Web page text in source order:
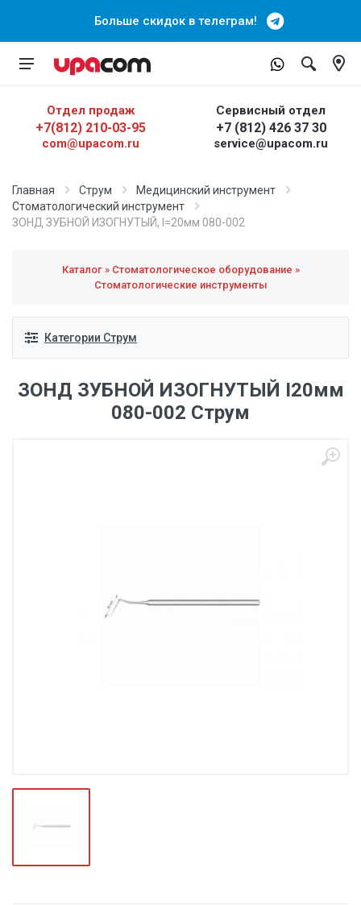
Больше скидок в телеграм!
Отдел продаж
+7(812) 210-03-95
com@upacom.ru
Сервисный отдел
+7 (812) 426 37 30
service@upacom.ru
Главная Струм
Медицинский инструмент
Cтоматологический инструмент
ЗОНД ЗУБНОЙ ИЗОГНУТЫЙ, I=20мм 080-002
Каталог » Стоматологическое оборудование »
Стоматологические инструменты
Категории Струм
ЗОНД ЗУБНОЙ ИЗОГНУТЫЙ I20мм
080-002 Струм